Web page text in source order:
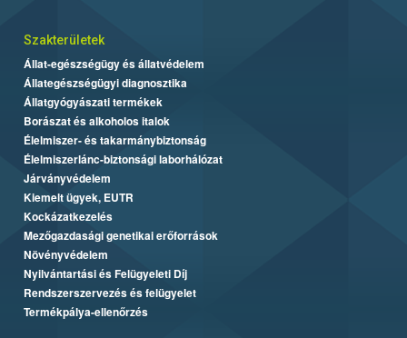
Szakterületek
Állat-egészségügy és állatvédelem
Állategészségügyi diagnosztika
Állatgyógyászati termékek
Borászat és alkoholos italok
Élelmiszer- és takarmánybiztonság
Élelmiszerlánc-biztonsági laborhálózat
Járványvédelem
Kiemelt ügyek, EUTR
Kockázatkezelés
Mezőgazdasági genetikai erőforrások
Növényvédelem
Nyilvántartási és Felügyeleti Díj
Rendszerszervezés és felügyelet
Termékpálya-ellenőrzés